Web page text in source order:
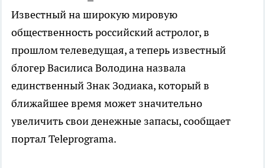
Известный на широкую мировую
общественность российский астролог, в
прошлом телеведущая, а теперь известный
блогер Василиса Володина назвала
единственный Знак Зодиака, который в
ближайшее время может значительно
увеличить свои денежные запасы, сообщает
портал Teleprograma.